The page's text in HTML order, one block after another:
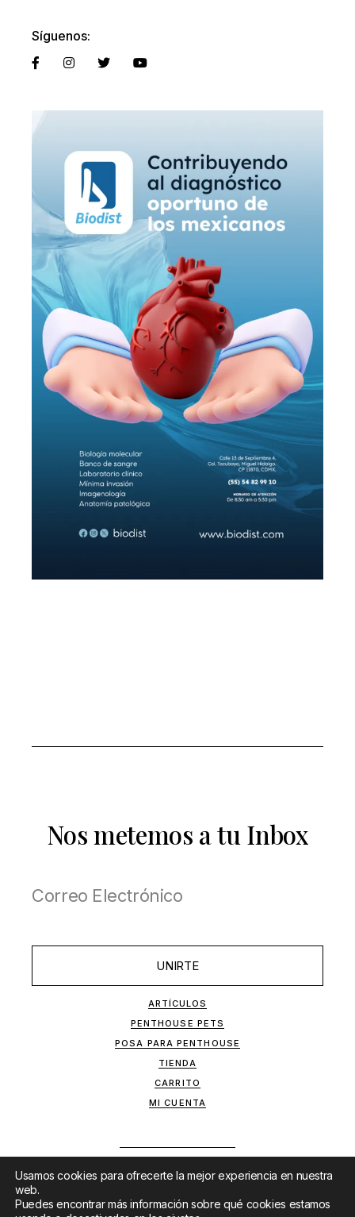
Síguenos:
Nos metemos a tu Inbox
UNIRTE
ARTÍCULOS
PENTHOUSE PETS
POSA PARA PENTHOUSE
TIENDA
CARRITO
MI CUENTA
Usamos cookies para ofrecerte la mejor experiencia en nuestra
web.
Puedes encontrar más información sobre qué cookies estamos